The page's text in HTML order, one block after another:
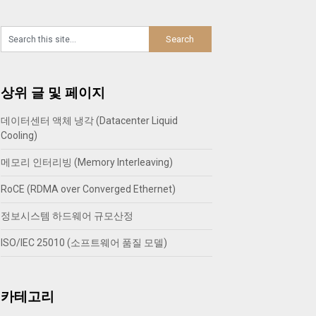
상위 글 및 페이지
데이터센터 액체 냉각 (Datacenter Liquid
Cooling)
메모리 인터리빙 (Memory Interleaving)
RoCE (RDMA over Converged Ethernet)
정보시스템 하드웨어 규모산정
ISO/IEC 25010 (소프트웨어 품질 모델)
카테고리